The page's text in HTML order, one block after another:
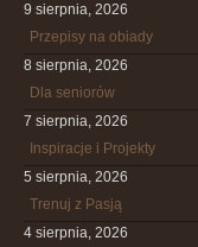
9 sierpnia, 2026
Przepisy na obiady
8 sierpnia, 2026
Dla seniorów
7 sierpnia, 2026
Inspiracje i Projekty
5 sierpnia, 2026
Trenuj z Pasją
4 sierpnia, 2026